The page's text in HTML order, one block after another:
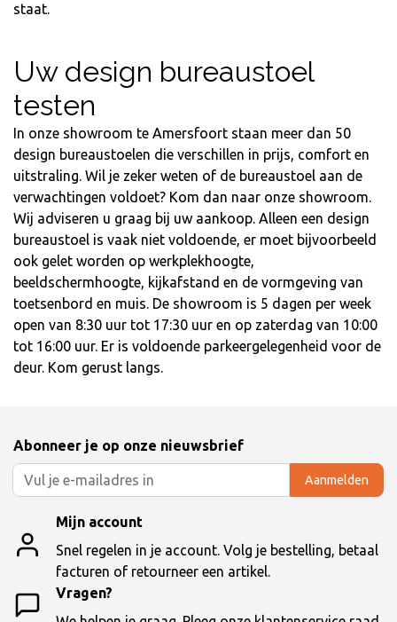
staat.
Uw design bureaustoel
testen
In onze showroom te Amersfoort staan meer dan 50
design bureaustoelen die verschillen in prijs, comfort en
uitstraling. Wil je zeker weten of de bureaustoel aan de
verwachtingen voldoet? Kom dan naar onze showroom.
Wij adviseren u graag bij uw aankoop. Alleen een design
bureaustoel is vaak niet voldoende, er moet bijvoorbeeld
ook gelet worden op werkplekhoogte,
beeldschermhoogte, kijkafstand en de vormgeving van
toetsenbord en muis. De showroom is 5 dagen per week
open van 8:30 uur tot 17:30 uur en op zaterdag van 10:00
tot 16:00 uur. Er is voldoende parkeergelegenheid voor de
deur. Kom gerust langs.
Abonneer je op onze nieuwsbrief
Aanmelden
Mijn account
Snel regelen in je account. Volg je bestelling, betaal
facturen of retourneer een artikel.
Vragen?